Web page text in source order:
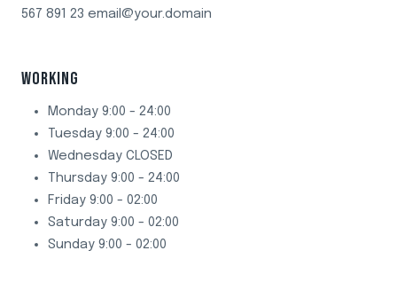
567 891 23 email@your.domain
WORKING
Monday 9:00 - 24:00
Tuesday 9:00 - 24:00
Wednesday CLOSED
Thursday 9:00 - 24:00
Friday 9:00 - 02:00
Saturday 9:00 - 02:00
Sunday 9:00 - 02:00